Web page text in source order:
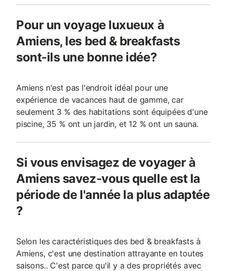
Pour un voyage luxueux à
Amiens, les bed & breakfasts
sont-ils une bonne idée?
Amiens n'est pas l'endroit idéal pour une
expérience de vacances haut de gamme, car
seulement 3 % des habitations sont équipées d'une
piscine, 35 % ont un jardin, et 12 % ont un sauna.
Si vous envisagez de voyager à
Amiens savez-vous quelle est la
période de l'année la plus adaptée
?
Selon les caractéristiques des bed & breakfasts à
Amiens, c'est une destination attrayante en toutes
saisons.. C'est parce qu'il y a des propriétés avec